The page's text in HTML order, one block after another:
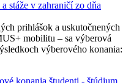
prihlášok a uskutočnených
mobilitu – sa výberová
výberového konania:
konania študenti - štúdium